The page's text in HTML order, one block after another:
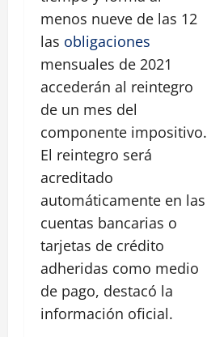
menos nueve de las 12
las obligaciones
mensuales de 2021
accederán al reintegro
de un mes del
componente impositivo.
El reintegro será
acreditado
automáticamente en las
cuentas bancarias o
tarjetas de crédito
adheridas como medio
de pago, destacó la
información oficial.